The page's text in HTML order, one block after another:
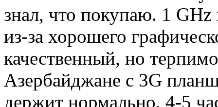
знал, что покупаю. 1 GHz
из-за хорошего
качественный, но
Азербайджане с 3G
держит нормально. 4-5